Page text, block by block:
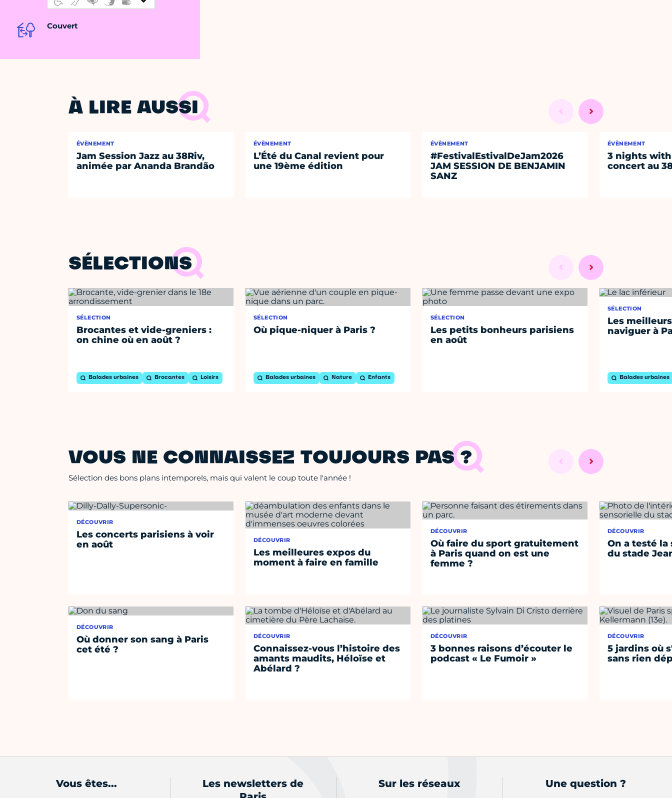
Couvert
À LIRE AUSSI
ÉVÈNEMENT
Jam Session Jazz au 38Riv,
animée par Ananda Brandão
ÉVÈNEMENT
L’Été du Canal revient pour
une 19ème édition
ÉVÈNEMENT
#FestivalEstivalDeJam2026
JAM SESSION DE BENJAMIN
SANZ
ÉVÈNEMENT
3 nights with
concert au
SÉLECTIONS
SÉLECTION
Brocantes et vide-greniers :
on chine où en août ?
Balades urbaines Brocantes Loisirs
SÉLECTION
Où pique-niquer à Paris ?
Balades urbaines Nature Enfants
SÉLECTION
Les petits bonheurs parisiens
en août
SÉLECTION
Les
naviguer à
Balades urbaines
VOUS NE CONNAISSEZ TOUJOURS PAS ?
Sélection des bons plans intemporels, mais qui valent le coup toute l'année !
DÉCOUVRIR
Les concerts parisiens à voir
en août
DÉCOUVRIR
Où donner son sang à Paris
cet été ?
DÉCOUVRIR
Les meilleures expos du
moment à faire en famille
DÉCOUVRIR
Connaissez-vous l’histoire des
amants maudits, Héloïse et
Abélard ?
DÉCOUVRIR
Où faire du sport gratuitement
à Paris quand on est une
femme ?
DÉCOUVRIR
3 bonnes raisons d’écouter le
podcast « Le Fumoir »
DÉCOUVRIR
On a testé
du stade
DÉCOUVRIR
5 jardins où
sans rien
Vous êtes...
Les newsletters de
Sur les réseaux Une question ?